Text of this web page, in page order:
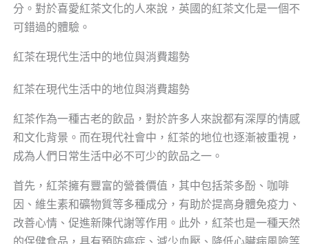
分。對於喜愛紅茶文化的人來說，英國的紅茶文化是一個不
可錯過的體驗。
紅茶在現代生活中的地位與消費趨勢
紅茶在現代生活中的地位與消費趨勢
紅茶作為一種古老的飲品，對於許多人來說都有深厚的情感
和文化背景。而在現代社會中，紅茶的地位也逐漸被重視，
成為人們日常生活中必不可少的飲品之一。
首先，紅茶擁有豐富的營養價值，其中包括茶多酚、咖啡
因、維生素和礦物質等多種成分，有助於提高身體免疫力、
改善心情、促進新陳代謝等作用。此外，紅茶也是一種天然